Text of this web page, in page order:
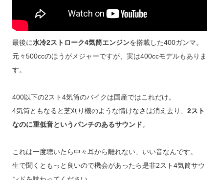
最後に水冷2ストローク4気筒エンジンを搭載した400ガンマ。
元々500ccのほうがメジャーですが、実は400ccモデルもありま
す。
400以下の2スト4気筒のバイクは国産ではこれだけ。
4気筒ともなると芝刈り機のような情けなさは消え去り、 2スト
なのに重低音というパンチのあるサウンド。
これは一度聴いたら中々耳から離れない、いい音なんです。
生で聞くともっと良いので機会があったら是非2スト4気筒サウ